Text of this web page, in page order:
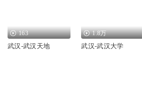
163
武汉-武汉天地
1.8万
武汉-武汉大学